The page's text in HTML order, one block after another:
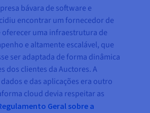
bávara de software e
encontrar um fornecedor de
oferecer uma infraestrutura de
e altamente escalável, que
ser adaptada de forma dinâmica
dos clientes da Auctores. A
e das aplicações era outro
cloud devia respeitar as
Geral sobre a